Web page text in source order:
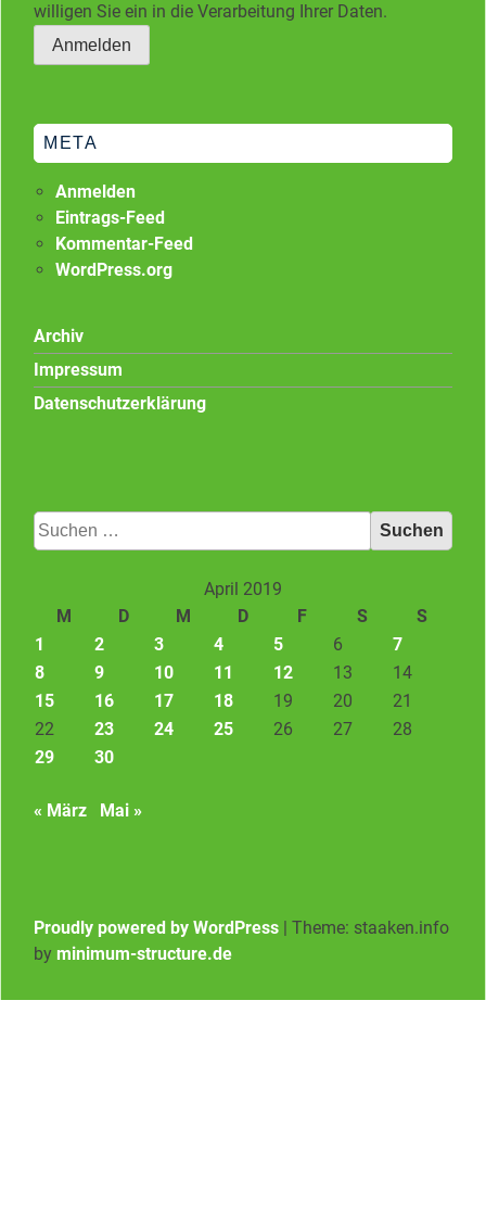
willigen Sie ein in die Verarbeitung Ihrer Daten.
META
Anmelden
Eintrags-Feed
Kommentar-Feed
WordPress.org
Archiv
Impressum
Datenschutzerklärung
Suchen
nach:
April 2019
M
D M D F S
S
1
2 3 4 5 6
7
8
9 10 11 12 13
14
15
16 17 18 19 20
21
22
23 24 25 26 27
28
29
30
« März Mai »
Proudly powered by WordPress | Theme: staaken.info
by minimum-structure.de